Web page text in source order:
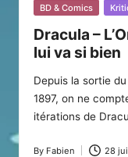
Posted
BD & Comics
Dracula –
lui va si bien
Depuis la sortie
1897, on ne
itérations de
By Fabien 28